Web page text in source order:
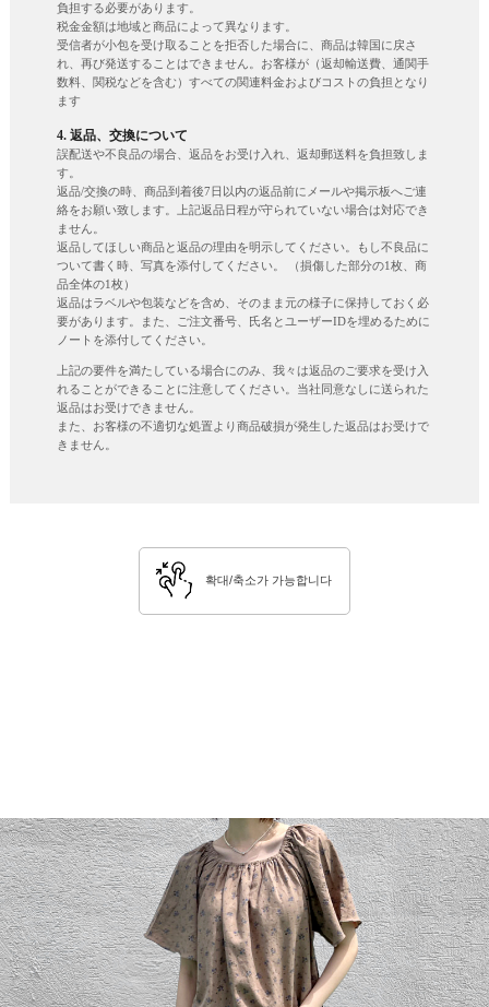
負担する必要があります。
税金金額は地域と商品によって異なります。
受信者が小包を受け取ることを拒否した場合に、商品は韓国に戻さ
れ、再び発送することはできません。お客様が（返却輸送費、通関手
数料、関税などを含む）すべての関連料金およびコストの負担となり
ます
4. 返品、交換について
誤配送や不良品の場合、返品をお受け入れ、返却郵送料を負担致しま
す。
返品/交換の時、商品到着後7日以内の返品前にメールや掲示板へご連
絡をお願い致します。上記返品日程が守られていない場合は対応でき
ません。
返品してほしい商品と返品の理由を明示してください。もし不良品に
ついて書く時、写真を添付してください。 （損傷した部分の1枚、商
品全体の1枚）
返品はラベルや包装などを含め、そのまま元の様子に保持しておく必
要があります。また、ご注文番号、氏名とユーザーIDを埋めるために
ノートを添付してください。
上記の要件を満たしている場合にのみ、我々は返品のご要求を受け入
れることができることに注意してください。当社同意なしに送られた
返品はお受けできません。
また、お客様の不適切な処置より商品破損が発生した返品はお受けで
きません。
확대/축소가 가능합니다